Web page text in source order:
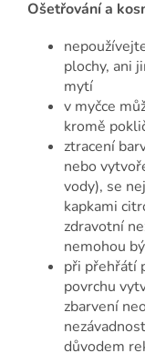
Ošetřování a
plochy, ani
mytí
v myčce
kromě
ztracení
nebo
vody), se
kapkami
zdravotní
nemohou
při přehřátí
povrchu
zbarvení
důvodem